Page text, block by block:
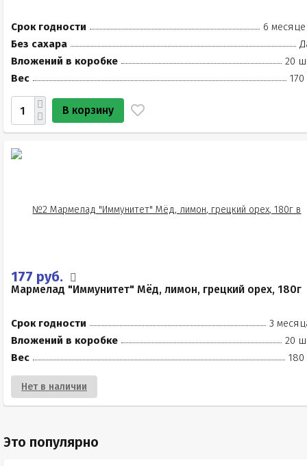
Срок годности
6
Без сахара
Вложений в коробке
20
Вес
170
В корзину
177 руб.
Мармелад "Иммунитет" Мёд, лимон, грецкий орех, 180г
Срок годности
3
Вложений в коробке
20
Вес
180
Нет в наличии
Это популярно